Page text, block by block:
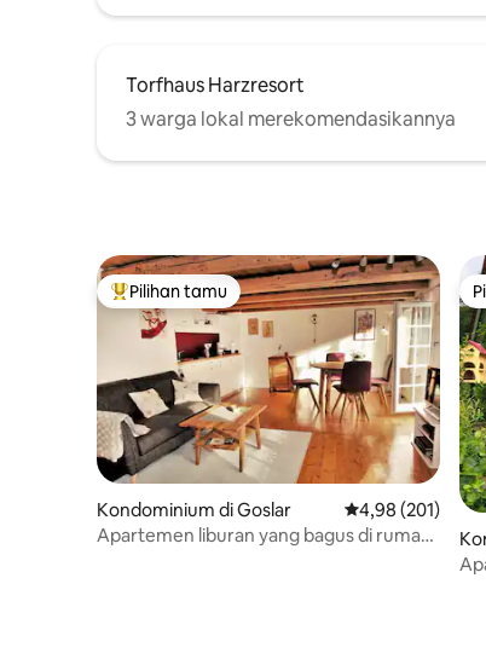
Torfhaus Harzresort
3 warga lokal merekomendasikannya
Pilihan tamu terpopuler
Pilihan tamu
Kondominium di Goslar Nilai rata-rata
4,98 (201)
Apartemen liburan yang bagus di rumah